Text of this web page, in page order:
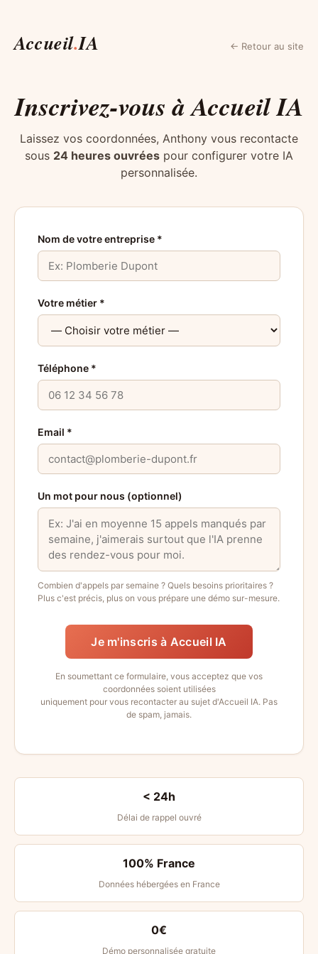
Accueil.IA ← Retour au site
Inscrivez-vous à Accueil IA
Laissez vos coordonnées, Anthony vous recontacte
sous 24 heures ouvrées pour configurer votre IA
personnalisée.
Nom de votre entreprise *
Votre métier *
Téléphone *
Email *
Un mot pour nous (optionnel)
Combien d'appels par semaine ? Quels besoins prioritaires ?
Plus c'est précis, plus on vous prépare une démo sur-mesure.
Je m'inscris à Accueil IA
En soumettant ce formulaire, vous acceptez que vos
coordonnées soient utilisées
uniquement pour vous recontacter au sujet d'Accueil IA. Pas
de spam, jamais.
< 24h
Délai de rappel ouvré
100% France
Données hébergées en France
0€
Démo personnalisée gratuite